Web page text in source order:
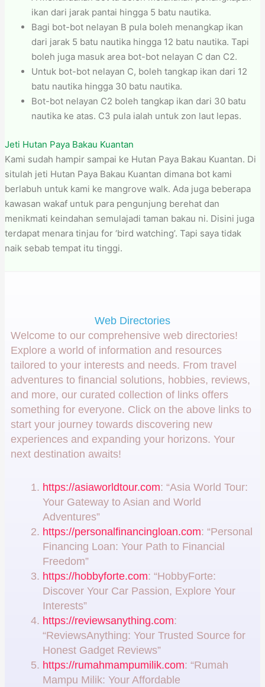
ikan dari jarak pantai hingga 5 batu nautika.
Bagi bot-bot nelayan B pula boleh menangkap ikan
dari jarak 5 batu nautika hingga 12 batu nautika. Tapi
boleh juga masuk area bot-bot nelayan C dan C2.
Untuk bot-bot nelayan C, boleh tangkap ikan dari 12
batu nautika hingga 30 batu nautika.
Bot-bot nelayan C2 boleh tangkap ikan dari 30 batu
nautika ke atas. C3 pula ialah untuk zon laut lepas.
Jeti Hutan Paya Bakau Kuantan
Kami sudah hampir sampai ke Hutan Paya Bakau Kuantan. Di
situlah jeti Hutan Paya Bakau Kuantan dimana bot kami
berlabuh untuk kami ke mangrove walk. Ada juga beberapa
kawasan wakaf untuk para pengunjung berehat dan
menikmati keindahan semulajadi taman bakau ni. Disini juga
terdapat menara tinjau for ‘bird watching’. Tapi saya tidak
naik sebab tempat itu tinggi.
Web Directories
Welcome to our comprehensive web directories!
Explore a world of information and resources
tailored to your interests and needs. From travel
adventures to financial solutions, hobbies, reviews,
and more, our curated collection of links offers
something for everyone. Click on the above links to
start your journey towards discovering new
experiences and expanding your horizons. Your
next destination awaits!
https://asiaworldtour.com: “Asia World Tour:
Your Gateway to Asian and World
Adventures”
https://personalfinancingloan.com: “Personal
Financing Loan: Your Path to Financial
Freedom”
https://hobbyforte.com: “HobbyForte:
Discover Your Car Passion, Explore Your
Interests”
https://reviewsanything.com:
“ReviewsAnything: Your Trusted Source for
Honest Gadget Reviews”
https://rumahmampumilik.com: “Rumah
Mampu Milik: Your Affordable